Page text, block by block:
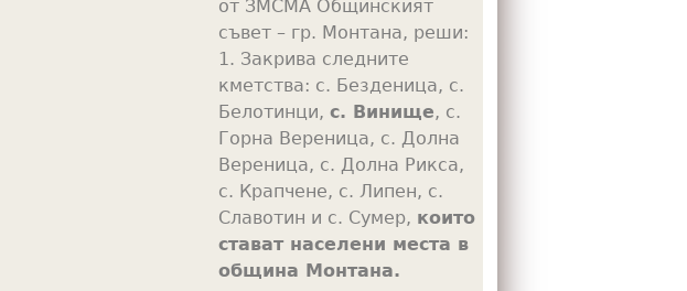
от ЗМСМА Общинският
съвет – гр. Монтана, реши:
1. Закрива следните
кметства: с. Безденица, с.
Белотинци, с. Винище, с.
Горна Вереница, с. Долна
Вереница, с. Долна Рикса,
с. Крапчене, с. Липен, с.
Славотин и с. Сумер, които
стават населени места в
община Монтана.